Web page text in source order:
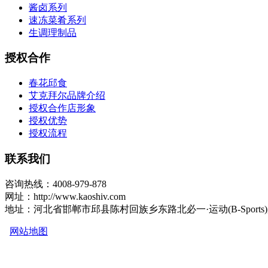
酱卤系列
速冻菜肴系列
生调理制品
授权合作
春花邱食
艾克拜尔品牌介绍
授权合作店形象
授权优势
授权流程
联系我们
咨询热线：4008-979-878
网址：http://www.kaoshiv.com
地址：河北省邯郸市邱县陈村回族乡东路北必一·运动(B-
网站地图